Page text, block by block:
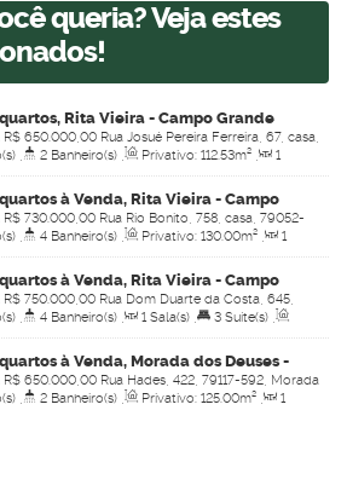
queria? Veja estes
Rita Vieira - Campo Grande
R$ 650.000,00 Rua Josué Pereira Ferreira, 67, casa,
Vieira, Campo Grande, Mato Grosso do Sul, Brasil
2 Banheiro(s) Privativo: 112.53m²
1
, Total: 225.00m² , Útil: 112.53m² ,
Terreno:
à Venda, Rita Vieira - Campo
R$ 730.000,00 Rua Rio Bonito, 758, casa, 79052-
Campo Grande, Mato Grosso do Sul, Brasil
4 Banheiro(s) Privativo: 130.00m²
1
, Total: 225.00m² , 4 Vaga(s) ,
Útil:
225.00m²
à Venda, Rita Vieira - Campo
R$ 750.000,00 Rua Dom Duarte da Costa, 645,
Rita Vieira, Campo Grande, Mato Grosso do Sul,
4 Banheiro(s) 1 Sala(s) 3 Suíte(s)
, 4 Vaga(s) , Útil: 130.00m² ,
Terreno:
à Venda, Morada dos Deuses -
R$ 650.000,00 Rua Hades, 422, 79117-592, Morada
Grande, Mato Grosso do Sul, Brasil
2 Banheiro(s) Privativo: 125.00m²
1